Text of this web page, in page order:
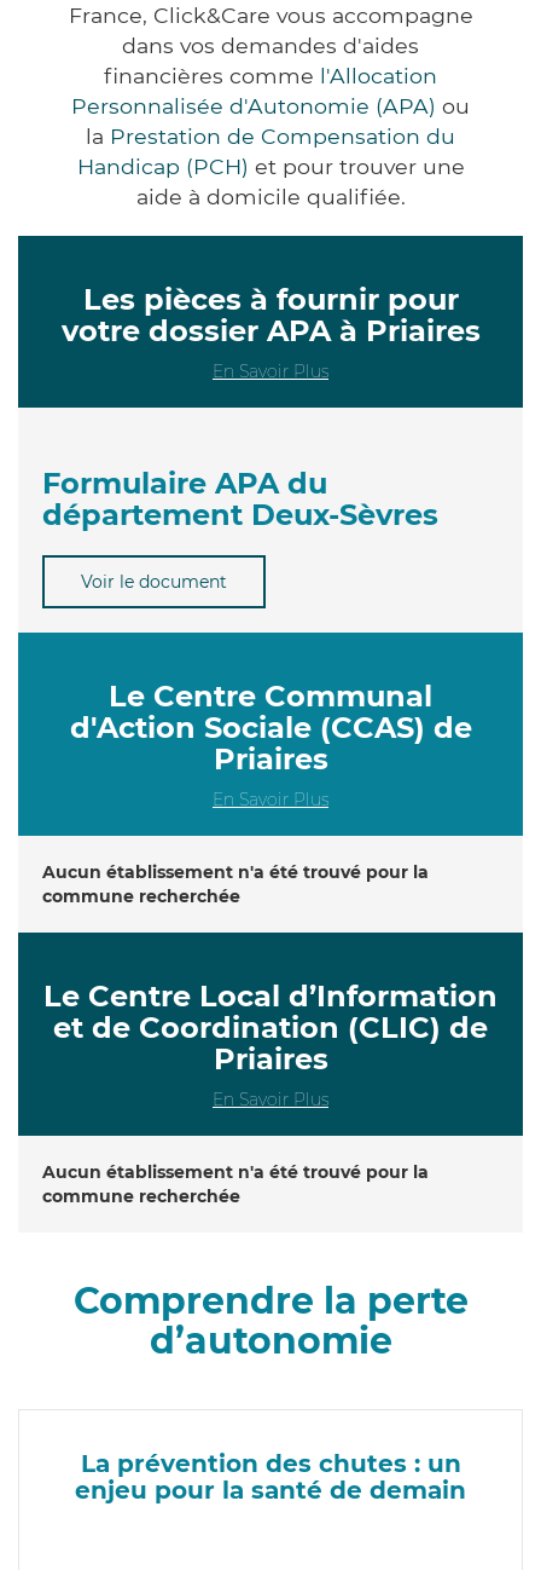
France, Click&Care vous accompagne
dans vos demandes d'aides
financières comme l'Allocation
Personnalisée d'Autonomie (APA) ou
la Prestation de Compensation du
Handicap (PCH) et pour trouver une
aide à domicile qualifiée.
Les pièces à fournir pour
votre dossier APA à Priaires
En Savoir Plus
Formulaire APA du
département Deux-Sèvres
Voir le document
Le Centre Communal
d'Action Sociale (CCAS) de
Priaires
En Savoir Plus
Aucun établissement n'a été trouvé pour la
commune recherchée
Le Centre Local d’Information
et de Coordination (CLIC) de
Priaires
En Savoir Plus
Aucun établissement n'a été trouvé pour la
commune recherchée
Comprendre la perte
d’autonomie
La prévention des chutes : un
enjeu pour la santé de demain